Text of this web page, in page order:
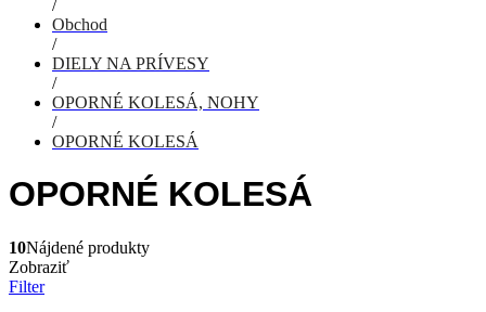
/
Obchod
/
DIELY NA PRÍVESY
/
OPORNÉ KOLESÁ, NOHY
/
OPORNÉ KOLESÁ
OPORNÉ KOLESÁ
10Nájdené produkty
Zobraziť
Filter